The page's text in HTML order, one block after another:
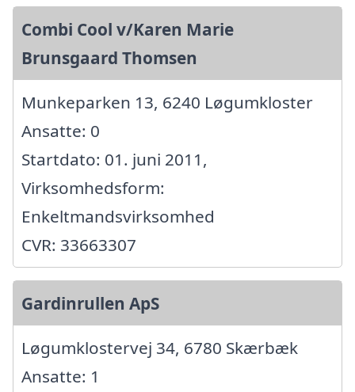
Combi Cool v/Karen Marie
Brunsgaard Thomsen
Munkeparken 13, 6240 Løgumkloster
Ansatte: 0
Startdato: 01. juni 2011,
Virksomhedsform:
Enkeltmandsvirksomhed
CVR: 33663307
Gardinrullen ApS
Løgumklostervej 34, 6780 Skærbæk
Ansatte: 1